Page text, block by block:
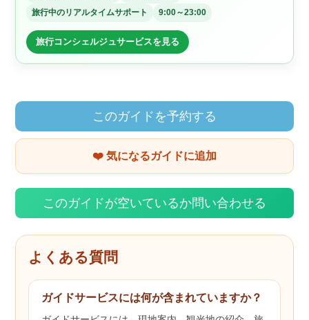
旅行中のリアルタイムサポート
9:00～23:00
旅行コンシェルジュサービスを見る
このガイドを予約する
❤️ 気になるガイドに追加
このガイドが空いているか問い合わせる
よくある質問
ガイドサービスには何が含まれていますか？